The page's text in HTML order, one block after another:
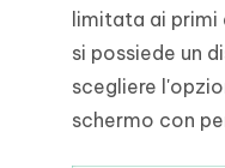
limitata ai primi
si possiede un
scegliere
schermo con